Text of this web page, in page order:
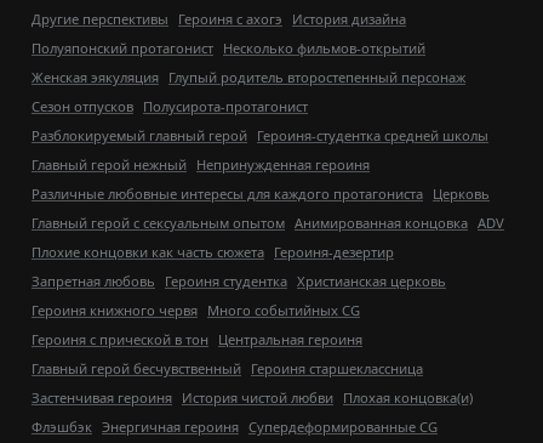
Другие перспективы
Героиня с ахогэ
История дизайна
Полуяпонский протагонист Несколько фильмов-открытий
Женская эякуляция Глупый родитель второстепенный персонаж
Сезон отпусков Полусирота-протагонист
Разблокируемый главный герой Героиня-студентка средней школы
Главный герой нежный Непринужденная героиня
Различные любовные интересы для каждого протагониста Церковь
Главный герой с сексуальным опытом Анимированная концовка ADV
Плохие концовки как часть сюжета Героиня-дезертир
Запретная любовь
Героиня студентка Христианская церковь
Героиня книжного червя Много событийных CG
Героиня с прической в тон
Центральная героиня
Главный герой бесчувственный Героиня старшеклассница
Застенчивая героиня История чистой любви Плохая концовка(и)
Флэшбэк Энергичная героиня Супердеформированные CG